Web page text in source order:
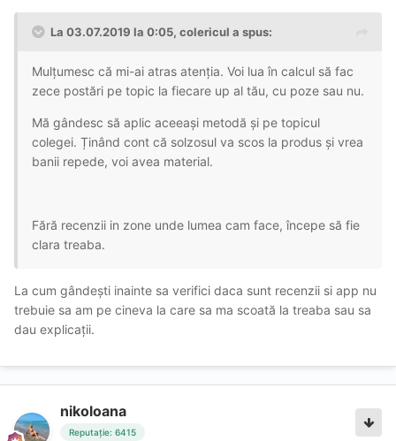
La 03.07.2019 la 0:05, colericul a spus:
Mulțumesc că mi-ai atras atenția. Voi lua în calcul să fac
zece postări pe topic la fiecare up al tău, cu poze sau nu.
Mă gândesc să aplic aceeași metodă și pe topicul
colegei. Ținând cont că solzosul va scos la produs și vrea
banii repede, voi avea material.
Fără recenzii in zone unde lumea cam face, începe să fie
clara treaba.
La cum gândești inainte sa verifici daca sunt recenzii si app nu
trebuie sa am pe cineva la care sa ma scoată la treaba sau sa
dau explicații.
nikoloana
Reputație: 6415